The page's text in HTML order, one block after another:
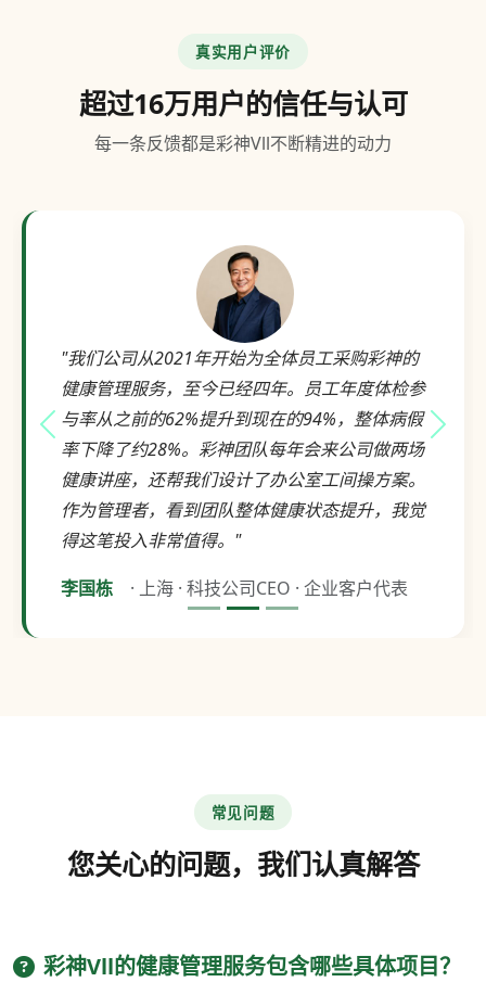
真实用户评价
超过16万用户的信任与认可
每一条反馈都是彩神Vll不断精进的动力
"我们公司从2021年开始为全体员工采购彩神的
健康管理服务，至今已经四年。员工年度体检参
与率从之前的62%提升到现在的94%，整体病假
率下降了约28%。彩神团队每年会来公司做两场
健康讲座，还帮我们设计了办公室工间操方案。
作为管理者，看到团队整体健康状态提升，我觉
得这笔投入非常值得。"
李国栋
· 上海 · 科技公司CEO · 企业客户代表
上一个评价 下一
常见问题
您关心的问题，我们认真解答
彩神Vll的健康管理服务包含哪些具体项目？